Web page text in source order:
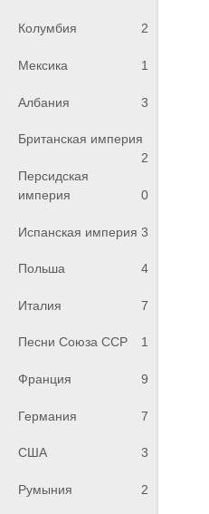
Колумбия 2
Мексика 1
Албания 3
Британская империя
2
Персидская
империя
0
Испанская империя 3
Польша 4
Италия 7
Песни Союза ССР 1
Франция 9
Германия 7
США 3
Румыния 2